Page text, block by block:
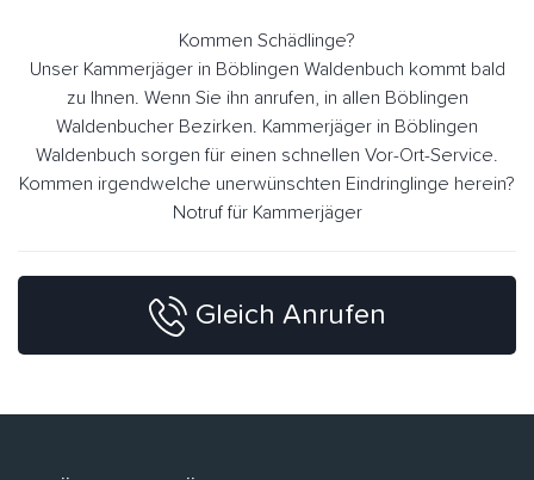
Kommen Schädlinge?
Unser Kammerjäger in Böblingen Waldenbuch kommt bald
zu Ihnen. Wenn Sie ihn anrufen, in allen Böblingen
Waldenbucher Bezirken. Kammerjäger in Böblingen
Waldenbuch sorgen für einen schnellen Vor-Ort-Service.
Kommen irgendwelche unerwünschten Eindringlinge herein?
Notruf für Kammerjäger
Gleich Anrufen